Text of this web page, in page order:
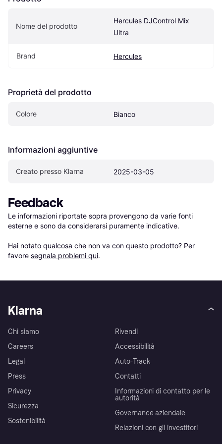
Nome del prodotto
Hercules DJControl Mix
Ultra
Brand Hercules
Proprietà del prodotto
Colore Bianco
Informazioni aggiuntive
Creato presso Klarna 2025-03-05
Feedback
Le informazioni riportate sopra provengono da varie fonti
esterne e sono da considerarsi puramente indicative.
Hai notato qualcosa che non va con questo prodotto? Per
favore segnala problemi qui.
Klarna
Chi siamo
Careers
Legal
Press
Privacy
Sicurezza
Sostenibilità
Rivendi
Accessibilità
Auto-Track
Contatti
Informazioni di contatto per le
autorità
Governance aziendale
Relazioni con gli investitori